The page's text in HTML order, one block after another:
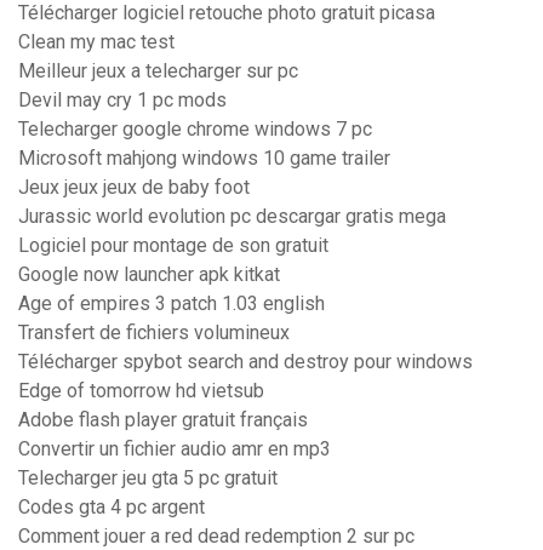
Télécharger logiciel retouche photo gratuit picasa
Clean my mac test
Meilleur jeux a telecharger sur pc
Devil may cry 1 pc mods
Telecharger google chrome windows 7 pc
Microsoft mahjong windows 10 game trailer
Jeux jeux jeux de baby foot
Jurassic world evolution pc descargar gratis mega
Logiciel pour montage de son gratuit
Google now launcher apk kitkat
Age of empires 3 patch 1.03 english
Transfert de fichiers volumineux
Télécharger spybot search and destroy pour windows
Edge of tomorrow hd vietsub
Adobe flash player gratuit français
Convertir un fichier audio amr en mp3
Telecharger jeu gta 5 pc gratuit
Codes gta 4 pc argent
Comment jouer a red dead redemption 2 sur pc